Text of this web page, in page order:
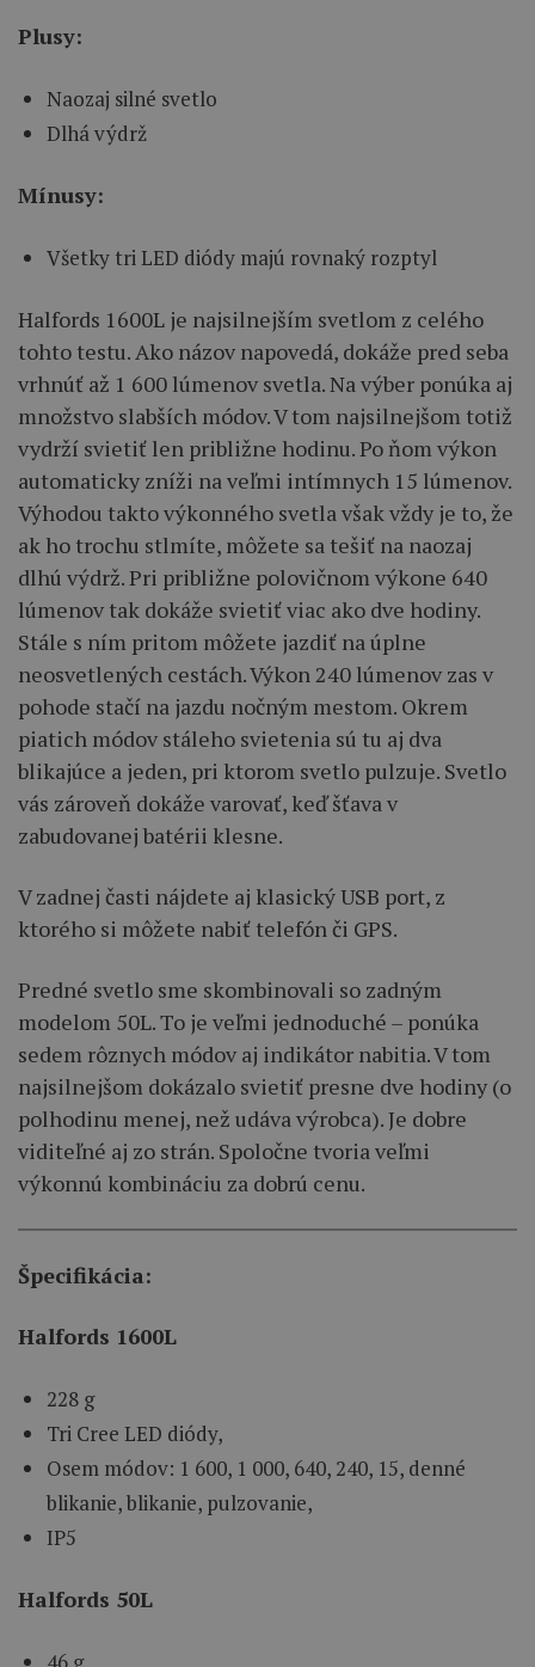
Plusy:
Naozaj silné svetlo
Dlhá výdrž
Mínusy:
Všetky tri LED diódy majú rovnaký rozptyl
Halfords 1600L je najsilnejším svetlom z celého
tohto testu. Ako názov napovedá, dokáže pred seba
vrhnúť až 1 600 lúmenov svetla. Na výber ponúka aj
množstvo slabších módov. V tom najsilnejšom totiž
vydrží svietiť len približne hodinu. Po ňom výkon
automaticky zníži na veľmi intímnych 15 lúmenov.
Výhodou takto výkonného svetla však vždy je to, že
ak ho trochu stlmíte, môžete sa tešiť na naozaj
dlhú výdrž. Pri približne polovičnom výkone 640
lúmenov tak dokáže svietiť viac ako dve hodiny.
Stále s ním pritom môžete jazdiť na úplne
neosvetlených cestách. Výkon 240 lúmenov zas v
pohode stačí na jazdu nočným mestom. Okrem
piatich módov stáleho svietenia sú tu aj dva
blikajúce a jeden, pri ktorom svetlo pulzuje. Svetlo
vás zároveň dokáže varovať, keď šťava v
zabudovanej batérii klesne.
V zadnej časti nájdete aj klasický USB port, z
ktorého si môžete nabiť telefón či GPS.
Predné svetlo sme skombinovali so zadným
modelom 50L. To je veľmi jednoduché – ponúka
sedem rôznych módov aj indikátor nabitia. V tom
najsilnejšom dokázalo svietiť presne dve hodiny (o
polhodinu menej, než udáva výrobca). Je dobre
viditeľné aj zo strán. Spoločne tvoria veľmi
výkonnú kombináciu za dobrú cenu.
Špecifikácia:
Halfords 1600L
228 g
Tri Cree LED diódy,
Osem módov: 1 600, 1 000, 640, 240, 15, denné
blikanie, blikanie, pulzovanie,
IP5
Halfords 50L
46 g